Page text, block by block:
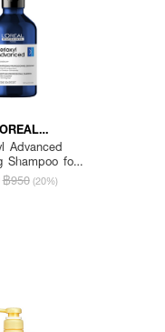
Advanced
Shampoo for
Hair
฿950 (20%)